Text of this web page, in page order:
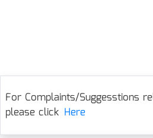
For Complaints/Suggesstions
please click Here